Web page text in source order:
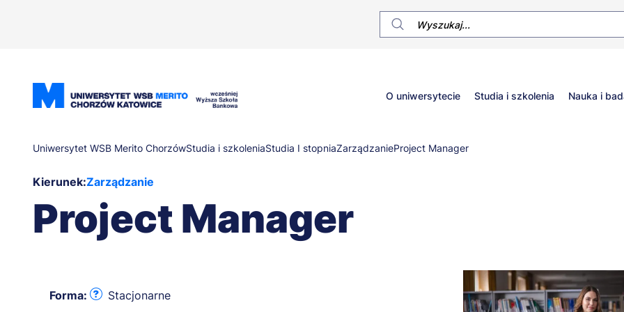
Główne
menu
O uniwersytecie Studia i szkolenia Nauka i
Ścieżka
nawigacyjna
Uniwersytet WSB Merito ChorzówStudia i szkoleniaStudia I stopniaZarządzanieProject Manager
Kierunek:Zarządzanie
Project Manager
Forma: Stacjonarne